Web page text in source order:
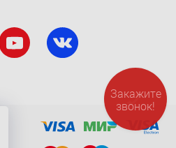
Закажите
звонок!